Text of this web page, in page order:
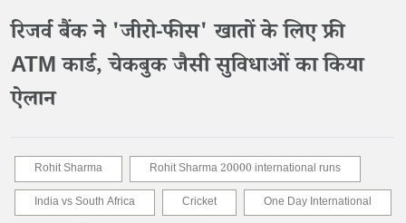
रिजर्व बैंक ने 'जीरो-फीस' खातों के लिए फ्री
ATM कार्ड, चेकबुक जैसी सुविधाओं का किया
ऐलान
Rohit Sharma
Rohit Sharma 20000 international runs
India vs South Africa
Cricket
One Day International